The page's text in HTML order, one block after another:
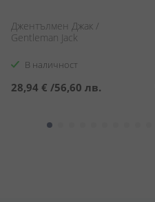
Джентълмен Джак /
Gentleman Jack
В наличност
28,94 € /56,60 лв.